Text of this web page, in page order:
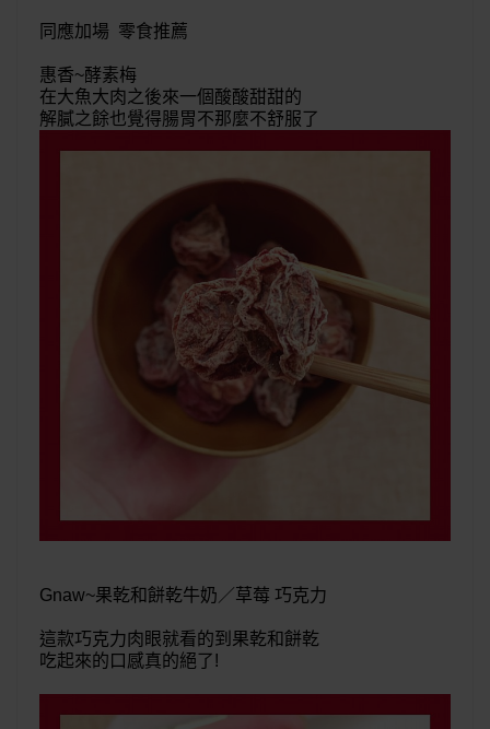
同應加場 零食推薦
惠香~酵素梅
在大魚大肉之後來一個酸酸甜甜的
解膩之餘也覺得腸胃不那麼不舒服了
Gnaw~果乾和餅乾牛奶／草莓 巧克力
這款巧克力肉眼就看的到果乾和餅乾
吃起來的口感真的絕了!